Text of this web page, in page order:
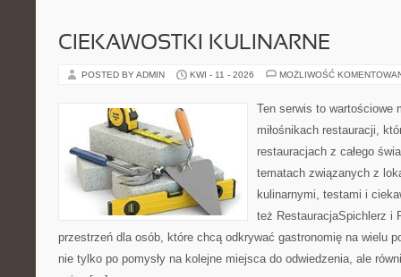
CIEKAWOSTKI KULINARNE
POSTED BY ADMIN KWI - 11 - 2026 MOŻLIWOŚĆ
Ten serwis to wartościowe
miłośnikach restauracji,
restauracjach z całego
tematach związanych z
kulinarnymi, testami i
też RestauracjaSpichlerz i
przestrzeń dla osób, które chcą odkrywać gastronomię na wielu
nie tylko po pomysły na kolejne miejsca do odwiedzenia, ale